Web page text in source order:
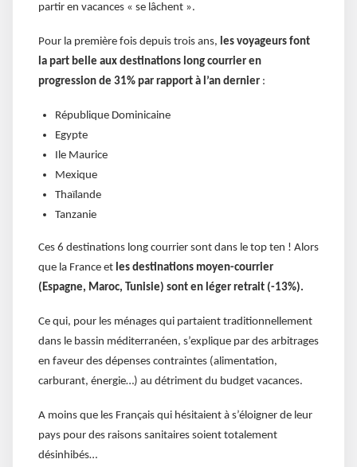
partir en vacances « se lâchent ».
Pour la première fois depuis trois ans, les voyageurs font
la part belle aux destinations long courrier en
progression de 31% par rapport à l’an dernier :
République Dominicaine
Egypte
Ile Maurice
Mexique
Thaïlande
Tanzanie
Ces 6 destinations long courrier sont dans le top ten ! Alors
que la France et les destinations moyen-courrier
(Espagne, Maroc, Tunisie) sont en léger retrait (-13%).
Ce qui, pour les ménages qui partaient traditionnellement
dans le bassin méditerranéen, s’explique par des arbitrages
en faveur des dépenses contraintes (alimentation,
carburant, énergie…) au détriment du budget vacances.
A moins que les Français qui hésitaient à s’éloigner de leur
pays pour des raisons sanitaires soient totalement
désinhibés…